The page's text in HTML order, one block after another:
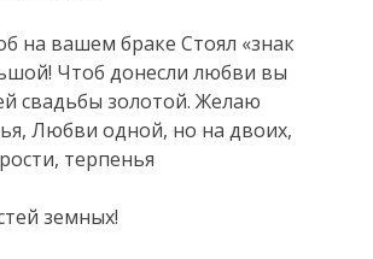
на вашем браке Стоял «знак
Чтоб донесли любви вы
свадьбы золотой. Желаю
Любви одной, но на двоих,
терпенья
земных!